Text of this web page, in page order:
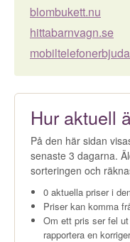
blombukett.nu
hittabarnvagn.se
Hur aktuell
På den här sidan
senaste 3 dagarna.
sorteringen och
0 aktuella priser i
Priser kan komma
Om ett pris ser fel
rapportera en